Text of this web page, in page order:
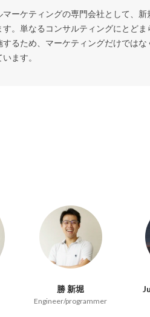
ーケティングの専門会社として、
す。単なるコンサルティングにとど
るため、マーケティングだけでは
ます。
勝 新堀
Engineer/programmer